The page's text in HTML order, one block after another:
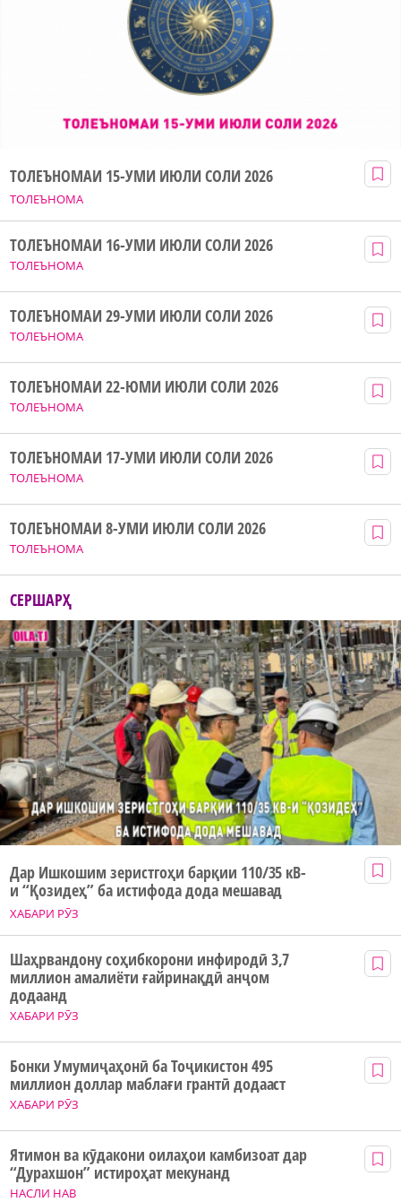
ТОЛЕЪНОМА
ТОЛЕЪНОМАИ 15-УМИ ИЮЛИ СОЛИ 2026
ТОЛЕЪНОМА
ТОЛЕЪНОМАИ 16-УМИ ИЮЛИ СОЛИ 2026
ТОЛЕЪНОМА
ТОЛЕЪНОМАИ 29-УМИ ИЮЛИ СОЛИ 2026
ТОЛЕЪНОМА
ТОЛЕЪНОМАИ 22-ЮМИ ИЮЛИ СОЛИ 2026
ТОЛЕЪНОМА
ТОЛЕЪНОМАИ 17-УМИ ИЮЛИ СОЛИ 2026
ТОЛЕЪНОМА
ТОЛЕЪНОМАИ 8-УМИ ИЮЛИ СОЛИ 2026
СЕРШАРҲ
ХАБАРИ РӮЗ
Дар Ишкошим зеристгоҳи барқии 110/35 кВ-
и “Қозидеҳ” ба истифода дода мешавад
ХАБАРИ РӮЗ
Шаҳрвандону соҳибкорони инфиродӣ 3,7
миллион амалиёти ғайринақдӣ анҷом
додаанд
ХАБАРИ РӮЗ
Бонки Умумиҷаҳонӣ ба Тоҷикистон 495
миллион доллар маблағи грантӣ додааст
НАСЛИ НАВ
Ятимон ва кӯдакони оилаҳои камбизоат дар
“Дурахшон” истироҳат мекунанд